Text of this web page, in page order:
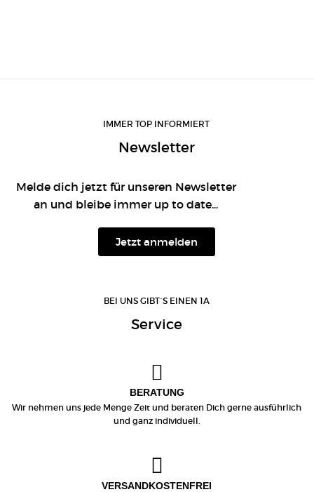
IMMER TOP INFORMIERT
Newsletter
Melde dich jetzt für unseren Newsletter
an und bleibe immer up to date...
Jetzt anmelden
BEI UNS GIBT´S EINEN 1A
Service
BERATUNG
Wir nehmen uns jede Menge Zeit und beraten Dich gerne ausführlich
und ganz individuell.
VERSANDKOSTENFREI